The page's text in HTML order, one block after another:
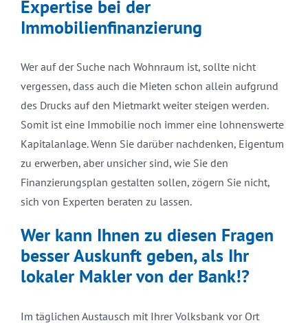
Expertise bei der
Immobilienfinanzierung
Wer auf der Suche nach Wohnraum ist, sollte nicht
vergessen, dass auch die Mieten schon allein aufgrund
des Drucks auf den Mietmarkt weiter steigen werden.
Somit ist eine Immobilie noch immer eine lohnenswerte
Kapitalanlage. Wenn Sie darüber nachdenken, Eigentum
zu erwerben, aber unsicher sind, wie Sie den
Finanzierungsplan gestalten sollen, zögern Sie nicht,
sich von Experten beraten zu lassen.
Wer kann Ihnen zu diesen Fragen
besser Auskunft geben, als Ihr
lokaler Makler von der Bank!?
Im täglichen Austausch mit Ihrer Volksbank vor Ort